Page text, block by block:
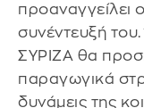
προαναγγείλει
συνέντευξή
ΣΥΡΙΖΑ θα
παραγωγικά
δυνάμεις της